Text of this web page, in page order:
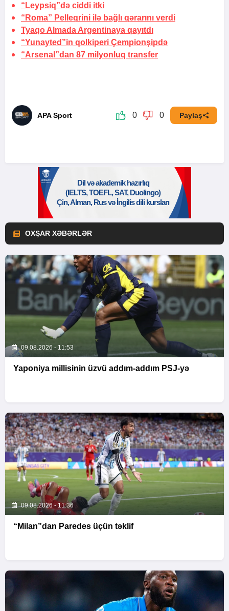
“Leypsiq”də ciddi itki
“Roma” Pelleqrini ilə bağlı qərarını verdi
Tyaqo Almada Argentinaya qayıtdı
“Yunayted”in qolkiperi Çempionşipdə
“Arsenal”dan 87 milyonluq transfer
APA Sport 0 0 Paylaş
OXŞAR XƏBƏRLƏR
09.08.2026 - 11:53
Yaponiya millisinin üzvü addım-addım PSJ-yə
09.08.2026 - 11:36
“Milan”dan Paredes üçün təklif